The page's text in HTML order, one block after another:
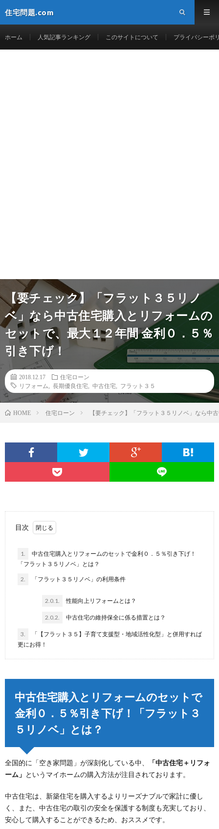
住宅問題.com
ホーム 人気記事ランキング このサイトについて プライバシーポ
【要チェック】「フラット３５リノ
ベ」なら中古住宅購入とリフォームの
セットで、最大１２年間 金利０．５％
引き下げ！
2018.12.17
住宅ローン
リフォーム
長期優良住宅 中古住宅 フラット３５
HOME 住宅ローン 【要チェック】「フラット３５リノベ」なら中
目次
1.
中古住宅購入とリフォームのセットで金利０．５％引き下げ！
「フラット３５リノベ」とは？
2. 「フラット３５リノベ」の利用条件
2.0.1. 性能向上リフォームとは？
2.0.2. 中古住宅の維持保全に係る措置とは？
3.
「【フラット３５】子育て支援型・地域活性化型」と併用すれば
更にお得！
中古住宅購入とリフォームのセットで
金利０．５％引き下げ！「フラット３
５リノベ」とは？
全国的に「空き家問題」が深刻化している中、
「中古住宅＋リフォ
ーム」 というマイホームの購入方法が注目されております。
中古住宅は、新築住宅を購入するよりリーズナブルで家計に優し
く、また、中古住宅の取引の安全を保護する制度も充実しており、
安心して購入することができるため、おススメです。